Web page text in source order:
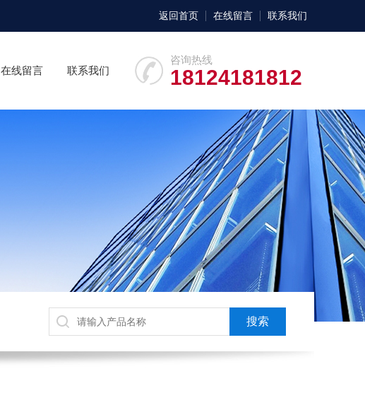
返回首页 在线留言 联系我们
咨询热线
18124181812
在线留言 联系我们